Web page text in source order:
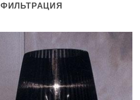
ФИЛЬТРАЦИЯ